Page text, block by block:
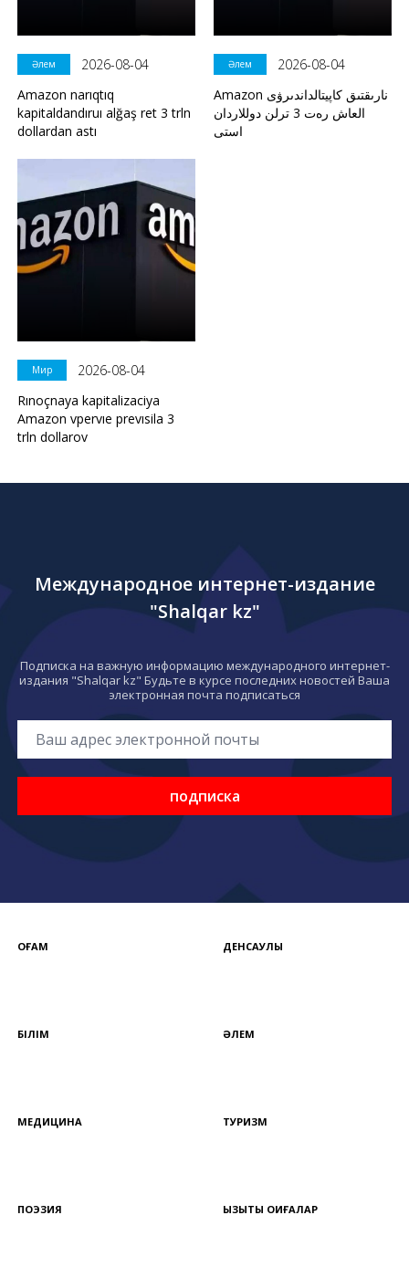
Әлем
2026-08-04
Amazon narıqtıq
kapitaldandıruı alğaş ret 3 trln
dollardan astı
Әлем
2026-08-04
Amazon نارىقتىق كاپيتالداندىرۋى
العاش رەت 3 ترلن دوللاردان
استى
Мир
2026-08-04
Rınoçnaya kapitalizaciya
Amazon vpervıe prevısila 3
trln dollarov
Международное интернет-издание
"Shalqar kz"
Подписка на важную информацию международного интернет-
издания "Shalqar kz" Будьте в курсе последних новостей Ваша
электронная почта подписаться
подписка
ҚОҒАМ ДЕНСАУЛЫҚ
БІЛІМ ӘЛЕМ
МЕДИЦИНА ТУРИЗМ
ПОЭЗИЯ ҚЫЗЫҚТЫ ОҚИҒАЛАР